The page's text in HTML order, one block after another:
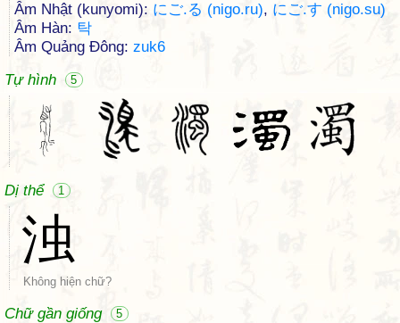
Âm Nhật (kunyomi): にご.る (nigo.ru), にご.す (nigo.su)
Âm Hàn: 탁
Âm Quảng Đông: zuk6
Tự hình
5
Dị thể 1
浊
Không hiện chữ?
Chữ gần giống 5